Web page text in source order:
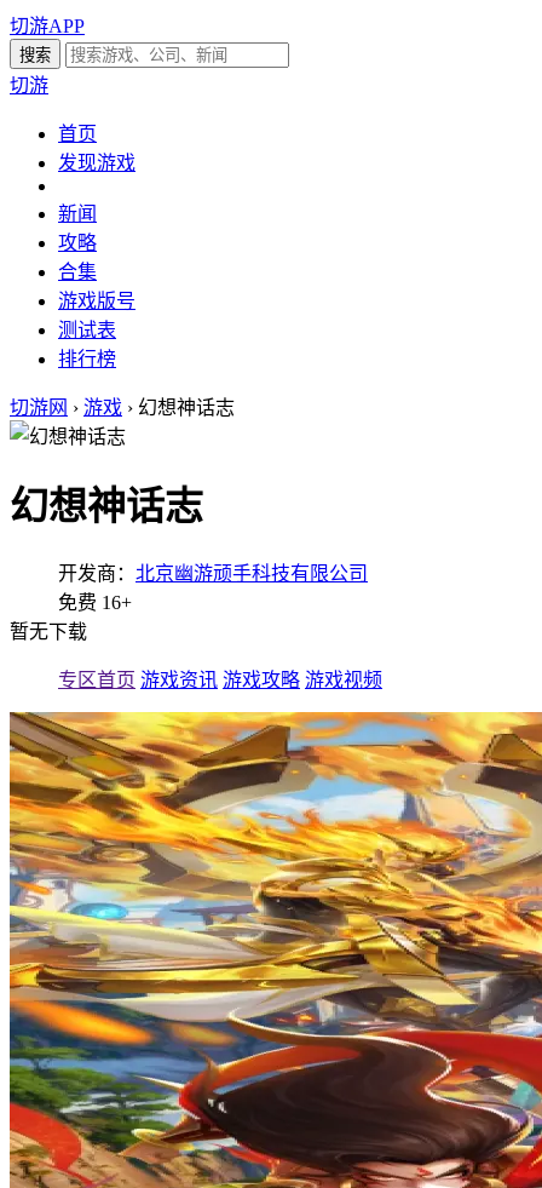
切游APP
切游
首页
发现游戏
新闻
攻略
合集
游戏版号
测试表
排行榜
切游网 › 游戏 › 幻想神话志
幻想神话志
开发商： 北京幽游顽手科技有限公司
免费 16+
暂无下载
专区首页 游戏资讯 游戏攻略 游戏视频